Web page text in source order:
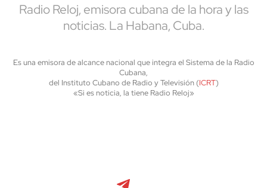
Radio Reloj, emisora cubana de la hora y las
noticias. La Habana, Cuba.
Es una emisora de alcance nacional que integra el Sistema de la Radio
Cubana,
del Instituto Cubano de Radio y Televisión (ICRT)
«Si es noticia, la tiene Radio Reloj»